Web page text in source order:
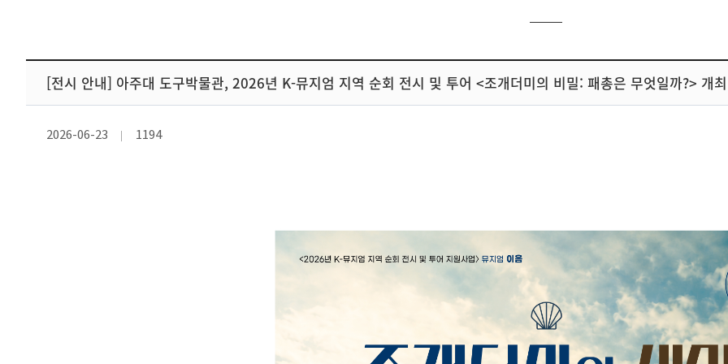
[전시 안내] 아주대 도구박물관, 2026년 K-뮤지엄 지역 순회 전시 및 투어 <조개더미의 비밀: 패총은 무엇일까?> 개
2026-06-23 1194